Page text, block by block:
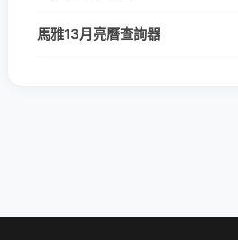
馬雅13月亮曆查詢器